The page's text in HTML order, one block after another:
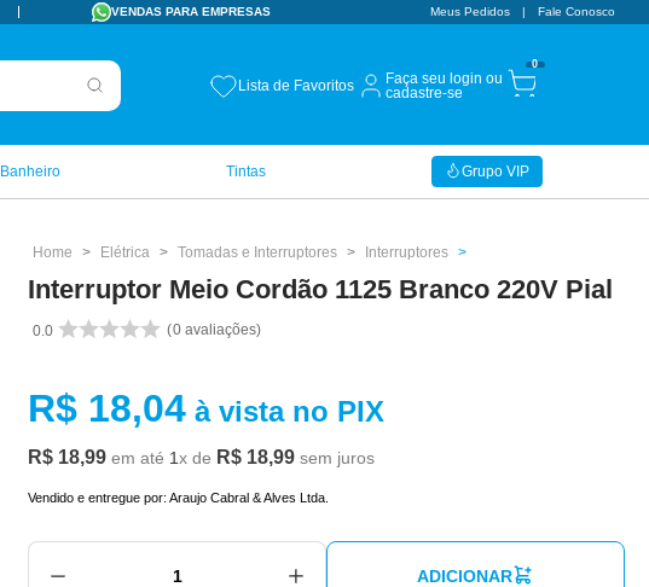
VENDAS PARA EMPRESAS CUPOM BEMVINDO10% OFF
Meus Pedidos Fale Conosco
Lista de Favoritos
Faça seu login ou
cadastre-se
0
Grupo VIP
Banheiro Tintas
Elétrica Tomadas e Interruptores Interruptores
Interruptor Meio Cordão 1125 Branco 220V Pial
0.0 0 avaliações
R$ 18,04 à vista no PIX
R$ 18,99 em até 1x de R$ 18,99 sem juros
Vendido e entregue por:Araujo Cabral & Alves Ltda.
ADICIONAR